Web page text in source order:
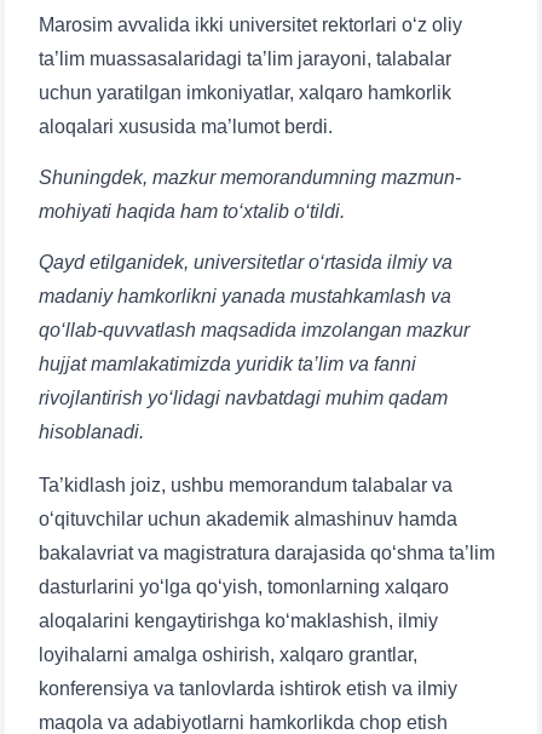
Marosim avvalida ikki universitet rektorlari o‘z oliy
ta’lim muassasalaridagi ta’lim jarayoni, talabalar
uchun yaratilgan imkoniyatlar, xalqaro hamkorlik
aloqalari xususida ma’lumot berdi.
Shuningdek, mazkur memorandumning mazmun-
mohiyati haqida ham to‘xtalib o‘tildi.
Qayd etilganidek, universitetlar o‘rtasida ilmiy va
madaniy hamkorlikni yanada mustahkamlash va
qo‘llab-quvvatlash maqsadida imzolangan mazkur
hujjat mamlakatimizda yuridik ta’lim va fanni
rivojlantirish yo‘lidagi navbatdagi muhim qadam
hisoblanadi.
Ta’kidlash joiz, ushbu memorandum talabalar va
o‘qituvchilar uchun akademik almashinuv hamda
bakalavriat va magistratura darajasida qo‘shma ta’lim
dasturlarini yo‘lga qo‘yish, tomonlarning xalqaro
aloqalarini kengaytirishga ko‘maklashish, ilmiy
loyihalarni amalga oshirish, xalqaro grantlar,
konferensiya va tanlovlarda ishtirok etish va ilmiy
maqola va adabiyotlarni hamkorlikda chop etish